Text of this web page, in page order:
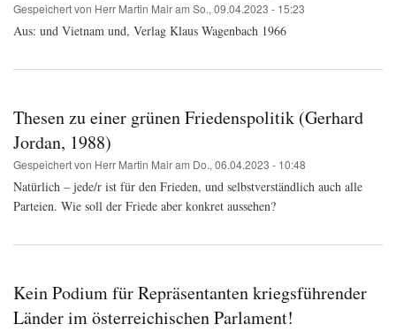
Gespeichert von Herr Martin Mairam So., 09.04.2023 - 15:23
Aus: und Vietnam und, Verlag Klaus Wagenbach 1966
Thesen zu einer grünen Friedenspolitik (Gerhard
Jordan, 1988)
Gespeichert von Herr Martin Mairam Do., 06.04.2023 - 10:48
Natürlich – jede/r ist für den Frieden, und selbstverständlich auch alle
Parteien. Wie soll der Friede aber konkret aussehen?
Kein Podium für Repräsentanten kriegsführender
Länder im österreichischen Parlament!